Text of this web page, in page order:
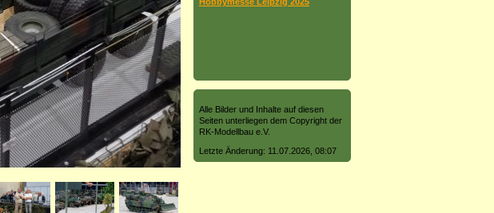
Alle Bilder und Inhalte auf diesen
Seiten unterliegen dem Copyright der
RK-Modellbau e.V.
Letzte Änderung: 11.07.2026, 08:07